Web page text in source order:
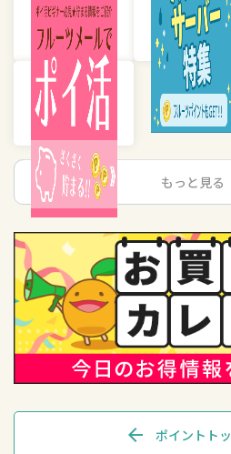
もっと見る
arrow_back ポイントト